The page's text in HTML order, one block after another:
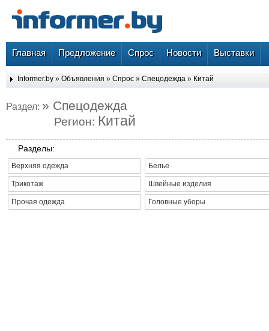
Главная Предложение Спрос Новости Выставки
Informer.by » Объявления » Спрос » Спецодежда » Китай
Раздел: » Спецодежда
Регион: Китай
Разделы:
Верхняя одежда Белье
Трикотаж Швейные изделия
Прочая одежда Головные уборы